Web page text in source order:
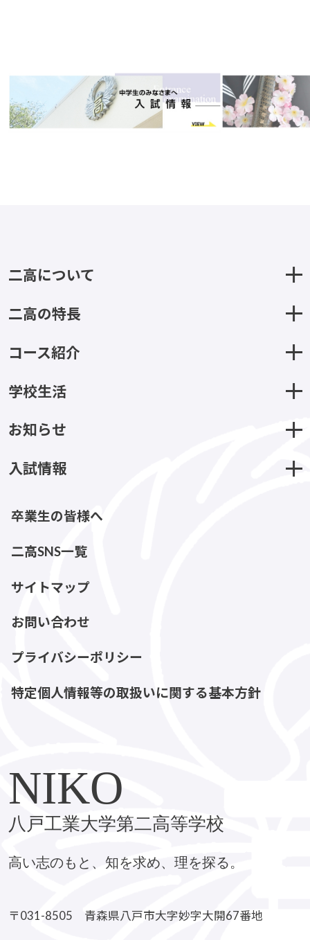
二高について
二高の特長
コース紹介
学校生活
お知らせ
入試情報
卒業生の皆様へ
二高SNS一覧
サイトマップ
お問い合わせ
プライバシーポリシー
特定個人情報等の取扱いに関する基本方針
NIKO
八戸工業大学第二高等学校
高い志のもと、知を求め、理を探る。
〒031-8505 青森県八戸市大字妙字大開67番地